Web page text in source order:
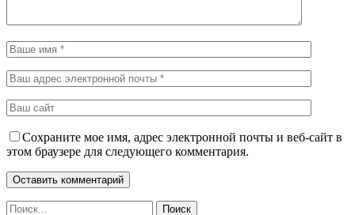
Сохраните мое имя, адрес электронной почты и веб-сайт в
этом браузере для следующего комментария.